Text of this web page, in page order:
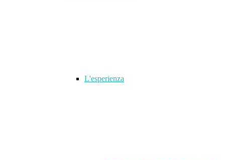
L'esperienza